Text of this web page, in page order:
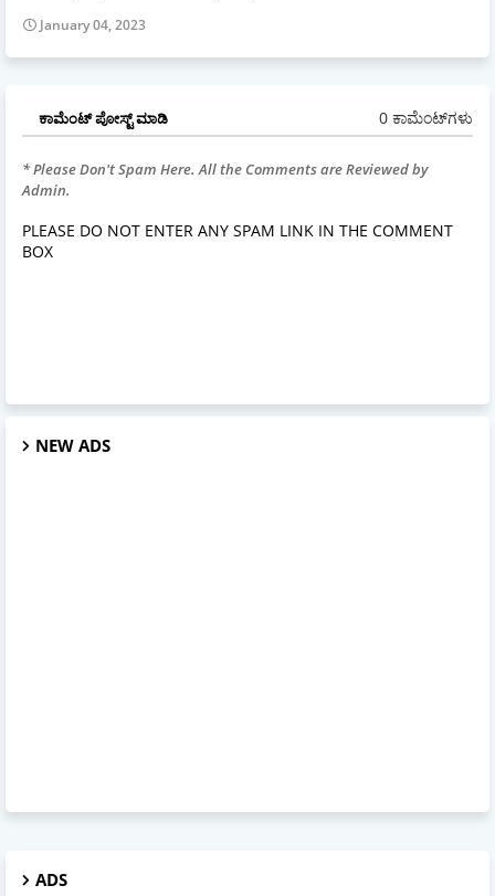
January 04, 2023
ಕಾಮೆಂಟ್‌‌ ಪೋಸ್ಟ್‌ ಮಾಡಿ 0 ಕಾಮೆಂಟ್‌ಗಳು
* Please Don't Spam Here. All the Comments are Reviewed by
Admin.
PLEASE DO NOT ENTER ANY SPAM LINK IN THE COMMENT
BOX
NEW ADS
ADS